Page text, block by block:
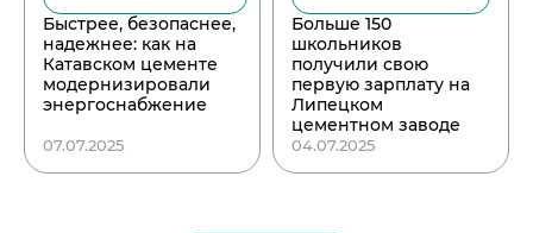
Быстрее, безопаснее,
надежнее: как на
Катавском цементе
модернизировали
энергоснабжение
07.07.2025
Больше 150
школьников
получили свою
первую зарплату на
Липецком
цементном заводе
04.07.2025